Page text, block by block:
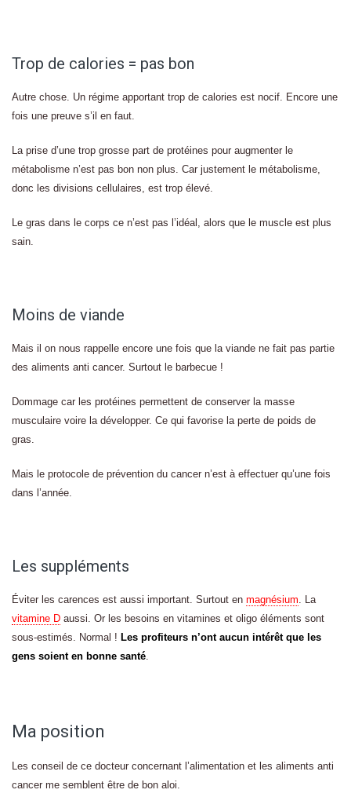
Trop de calories = pas bon
Autre chose. Un régime apportant trop de calories est nocif. Encore une
fois une preuve s’il en faut.
La prise d’une trop grosse part de protéines pour augmenter le
métabolisme n’est pas bon non plus. Car justement le métabolisme,
donc les divisions cellulaires, est trop élevé.
Le gras dans le corps ce n’est pas l’idéal, alors que le muscle est plus
sain.
Moins de viande
Mais il on nous rappelle encore une fois que la viande ne fait pas partie
des aliments anti cancer. Surtout le barbecue !
Dommage car les protéines permettent de conserver la masse
musculaire voire la développer. Ce qui favorise la perte de poids de
gras.
Mais le protocole de prévention du cancer n’est à effectuer qu’une fois
dans l’année.
Les suppléments
Éviter les carences est aussi important. Surtout en magnésium. La
vitamine D aussi. Or les besoins en vitamines et oligo éléments sont
sous-estimés. Normal ! Les profiteurs n’ont aucun intérêt que les
gens soient en bonne santé.
Ma position
Les conseil de ce docteur concernant l’alimentation et les aliments anti
cancer me semblent être de bon aloi.